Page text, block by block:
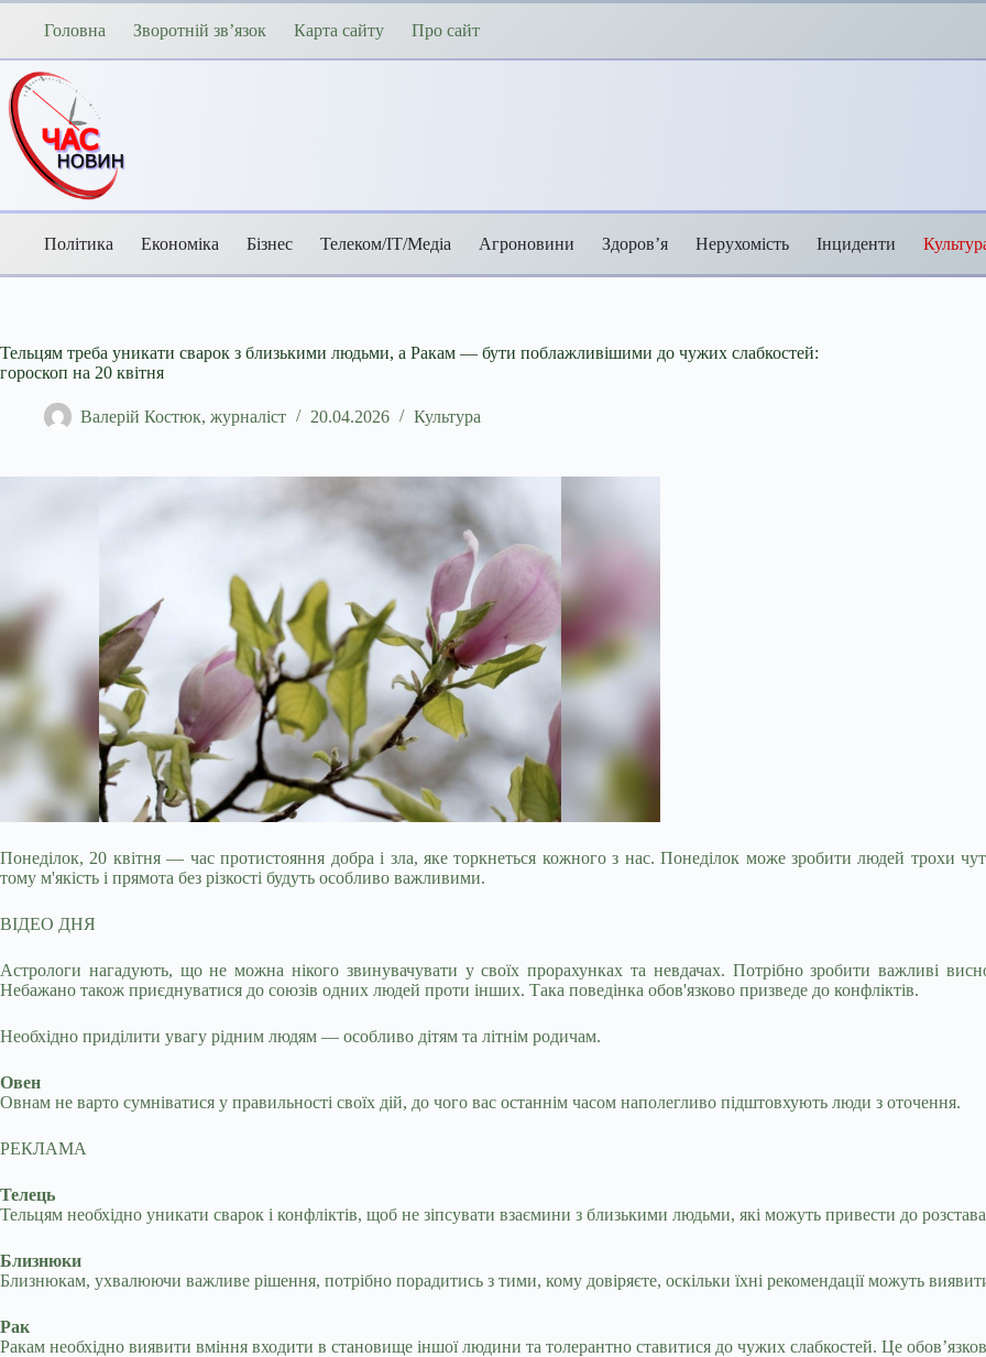
Перейти
Головна Зворотній зв’язок Карта сайту Про сайт
Політика Економіка Бізнес Телеком/ІТ/Медіа Агроновини Здоров’я Нерухомість Інциденти
Тельцям треба уникати сварок з близькими людьми, а Ракам — бути поблажливішими до чужих слабкостей:
гороскоп на 20 квітня
Валерій Костюк, журналіст 20.04.2026 Культура
Понеділок, 20 квітня — час протистояння добра і зла, яке торкнеться кожного з нас. Понеділок може зробити людей трохи
тому м'якість і прямота без різкості будуть особливо важливими.
ВІДЕО ДНЯ
Астрологи нагадують, що не можна нікого звинувачувати у своїх прорахунках та невдачах. Потрібно зробити важливі
Небажано також приєднуватися до союзів одних людей проти інших. Така поведінка обов'язково призведе до конфліктів.
Необхідно приділити увагу рідним людям — особливо дітям та літнім родичам.
Овен
Овнам не варто сумніватися у правильності своїх дій, до чого вас останнім часом наполегливо підштовхують люди з оточення.
РЕКЛАМА
Телець
Тельцям необхідно уникати сварок і конфліктів, щоб не зіпсувати взаємини з близькими людьми, які можуть привести до
Близнюки
Близнюкам, ухвалюючи важливе рішення, потрібно порадитись з тими, кому довіряєте, оскільки їхні рекомендації можуть
Рак
Ракам необхідно виявити вміння входити в становище іншої людини та толерантно ставитися до чужих слабкостей. Це